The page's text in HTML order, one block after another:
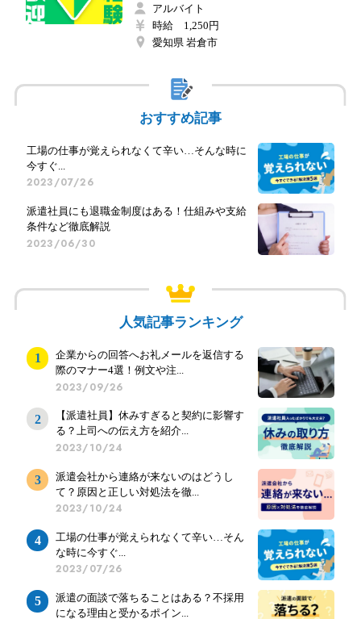
アルバイト
時給 1,250円
愛知県 岩倉市
おすすめ記事
工場の仕事が覚えられなくて辛い…そんな時に
今すぐ...
2023/07/26
派遣社員にも退職金制度はある！仕組みや支給
条件など徹底解説
2023/06/30
人気記事ランキング
企業からの回答へお礼メールを返信する
際のマナー4選！例文や注...
2023/09/26
【派遣社員】休みすぎると契約に影響す
る？上司への伝え方を紹介...
2023/10/24
派遣会社から連絡が来ないのはどうし
て？原因と正しい対処法を徹...
2023/10/24
工場の仕事が覚えられなくて辛い…そん
な時に今すぐ...
2023/07/26
派遣の面談で落ちることはある？不採用
になる理由と受かるポイン...